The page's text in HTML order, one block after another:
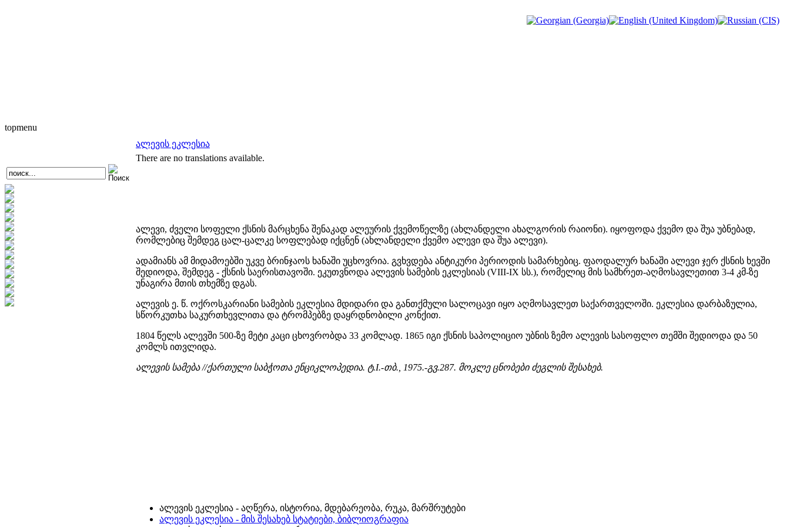
topmenu
ალევის ეკლესია
There are no translations available.
ალევი, ძველი სოფელი ქსნის მარცხენა შენაკად ალეურის ქვემოწელზე (ახლანდელი ახალგორის რაიონი). იყოფოდა ქვემო და შუა უბნებად,
რომლებიც შემდეგ ცალ-ცალკე სოფლებად იქცნენ (ახლანდელი ქვემო ალევი და შუა ალევი).
ადამიანს ამ მიდამოებში უკვე ბრინჯაოს ხანაში უცხოვრია. გვხვდება ანტიკური პერიოდის სამარხებიც. ფაოდალურ ხანაში ალევი ჯერ ქსნის ხევში
შედიოდა, შემდეგ - ქსნის საერისთავოში. ეკუთვნოდა ალევის სამების ეკლესიას (VIII-IX სს.), რომელიც მის სამხრეთ-აღმოსავლეთით 3-4 კმ-ზე
უნაგირა მთის თხემზე დგას.
ალევის ე. წ. ოქროსკარიანი სამების ეკლესია მდიდარი და განთქმული სალოცავი იყო აღმოსავლეთ საქართველოში. ეკლესია დარბაზულია,
სწორკუთხა საკურთხევლითა და ტრომპებზე დაყრდნობილი კონქით.
1804 წელს ალევში 500-ზე მეტი კაცი ცხოვრობდა 33 კომლად. 1865 იგი ქსნის საპოლიციო უბნის ზემო ალევის სასოფლო თემში შედიოდა და 50
კომლს ითვლიდა.
ალევის სამება //ქართული საბჭოთა ენციკლოპედია. ტ.I.-თბ., 1975.-გვ.287. მოკლე ცნობები ძეგლის შესახებ.
ალევის ეკლესია - აღწერა, ისტორია, მდებარეობა, რუკა, მარშრუტები
ალევის ეკლესია - მის შესახებ სტატიები, ბიბლიოგრაფია